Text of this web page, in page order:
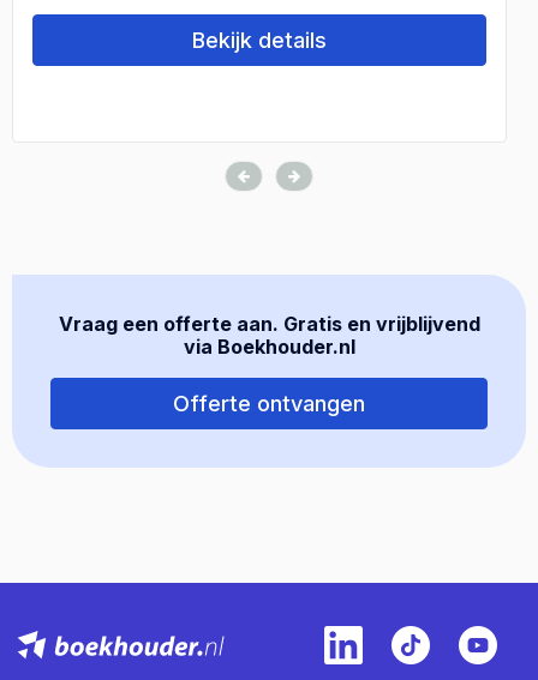
Bekijk details
Vraag een offerte aan. Gratis en vrijblijvend
via Boekhouder.nl
Offerte ontvangen